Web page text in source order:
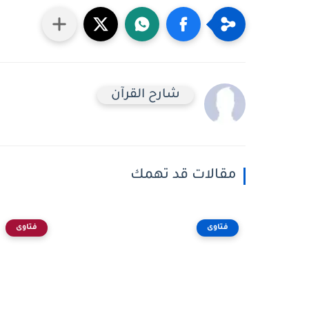
شارح القرآن
مقالات قد تهمك
فتاوى فتاوى